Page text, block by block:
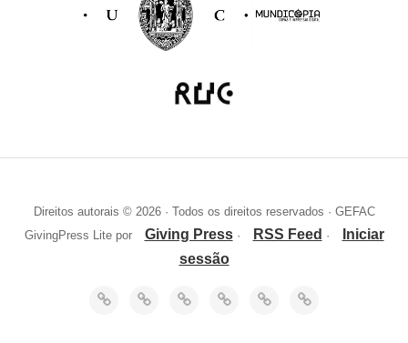
Direitos autorais © 2026 · Todos os direitos reservados · GEFAC
GivingPress Lite por
Giving Press· RSS Feed ·
Iniciar
sessão